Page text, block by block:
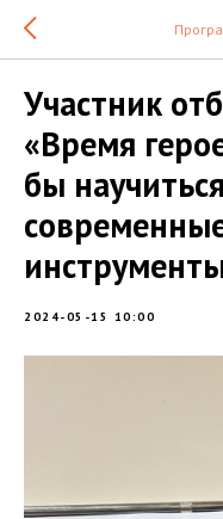
Участник
«Время
бы
2024-05-15 10:00